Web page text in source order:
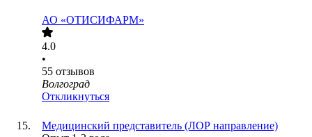
АО «ОТИСИФАРМ»
4.0
•
55 отзывов
Волгоград
Откликнуться
Медицинский представитель (ЛОР направление)